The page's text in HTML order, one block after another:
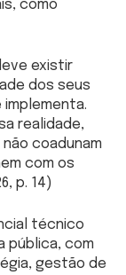
como
existir
dos seus
realidade,
coadunam
com os
p. 14)
técnico
pública, com
gestão de